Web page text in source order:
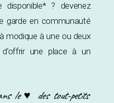
? devenez
garde en communauté
modique à une ou deux
une place à un
le ♥ des tout-petits